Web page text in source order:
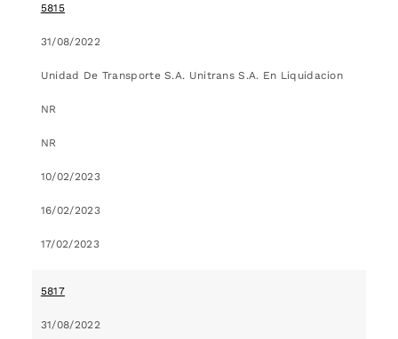
5815
31/08/2022
Unidad De Transporte S.A. Unitrans S.A. En Liquidacion
NR
NR
10/02/2023
16/02/2023
17/02/2023
5817
31/08/2022